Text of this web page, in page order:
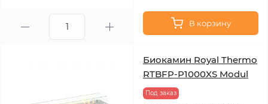
В корзину
Биокамин Royal Thermo
RTBFP-P1000XS Modul
Под заказ